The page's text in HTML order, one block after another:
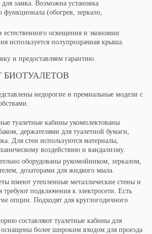
замка. Возможна установка
функционала (обогрев, зеркало,
естественного освещения и экономии
используется полупрозрачная крыша.
и предоставляем гарантию.
недорогие и премиальные модели с
туалетные кабины укомплектованы
держателями для туалетной бумаги,
Для стен используются материалы,
воздействию и вандализму.
оборудованы рукомойником, зеркалом,
дозаторами для жидкого мыла.
имеют утепленные металлические стены и
требуют подключения к электросети. Есть
опции. Подходят для круглогодичного
составляют туалетные кабины для
более широким входом для проезда